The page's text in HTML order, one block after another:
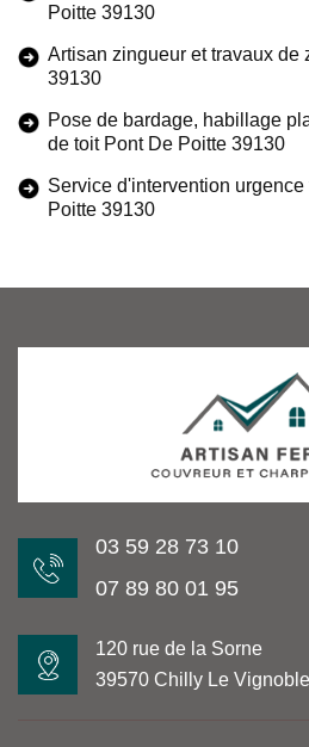
Poitte 39130
Artisan zingueur et travaux de
39130
Pose de bardage, habillage
de toit Pont De Poitte 39130
Service d'intervention
Poitte 39130
03 59 28 73 10
07 89 80 01 95
120 rue de la Sorne
39570 Chilly Le Vignoble